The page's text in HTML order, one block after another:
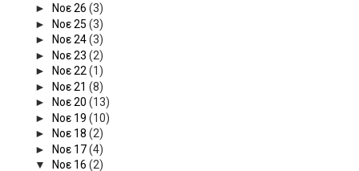
►
Νοε 26 (3)
►
Νοε 25 (3)
►
Νοε 24(3)
►
Νοε 23 (2)
►
Νοε 22(1)
►
Νοε 21 (8)
►
Νοε 20 (13)
►
Νοε 19 (10)
►
Νοε 18 (2)
►
Νοε 17(4)
▼
Νοε 16 (2)